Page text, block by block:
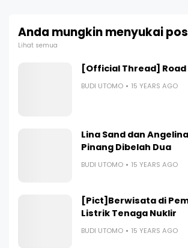
Anda mungkin menyukai
Lihat semua
[Official Thread] Road
BUDI UTOMO 15 YEARS AGO
Lina Sand dan
Pinang Dibelah Dua
BUDI UTOMO 15 YEARS AGO
[Pict]Berwisata di
Listrik Tenaga Nuklir
BUDI UTOMO 15 YEARS AGO